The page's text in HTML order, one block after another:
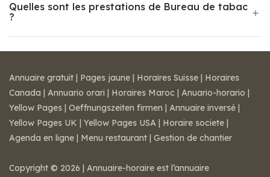
Quelles sont les prestations de Bureau de tabac
?
Annuaire gratuit | Pages jaune | Horaires Suisse | Horaires
Canada | Annuario orari | Horaires Maroc | Anuario-horario |
Yellow Pages | Oeffnungszeiten firmen | Annuaire inversé |
Yellow Pages UK | Yellow Pages USA | Horaire societe |
Agenda en ligne | Menu restaurant | Gestion de chantier
Copyright © 2026 | Annuaire-horaire est l’annuaire